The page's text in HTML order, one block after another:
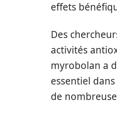
effets
Des
activités
myrobolan a
essentiel
de